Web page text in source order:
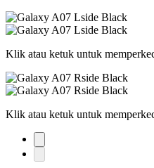
Klik atau ketuk untuk
Klik atau ketuk untuk